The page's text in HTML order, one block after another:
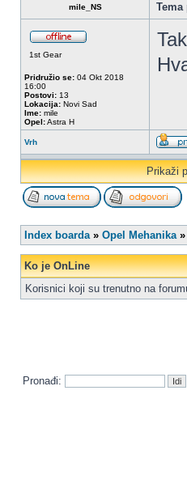
mile_NS Tema
1st Gear
Pridružio se: 04 Okt 2018
16:00
Postovi: 13
Lokacija: Novi Sad
Ime: mile
Opel:Astra H
Vrh
Prikaži
Index boarda» Opel Mehanika»
Ko je OnLine
Korisnici koji su trenutno na
Pronađi: